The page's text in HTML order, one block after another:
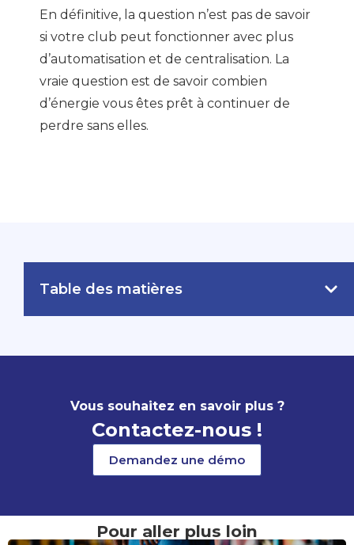
En définitive, la question n’est pas de savoir
si votre club peut fonctionner avec plus
d’automatisation et de centralisation. La
vraie question est de savoir combien
d’énergie vous êtes prêt à continuer de
perdre sans elles.
Table des matières
Vous souhaitez en savoir plus ?
Contactez-nous !
Demandez une démo
Pour aller plus loin